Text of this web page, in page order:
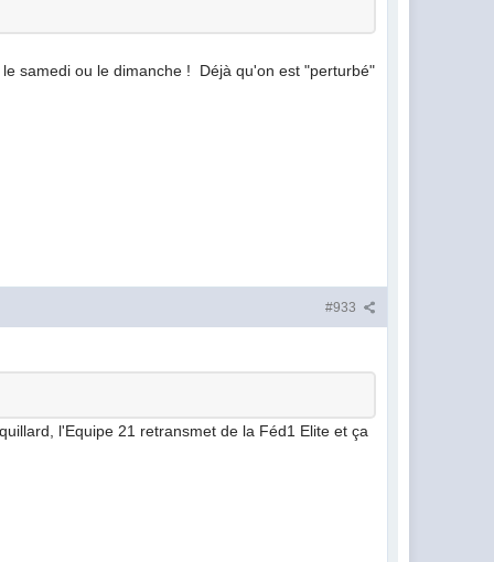
samedi ou le dimanche ! Déjà qu'on est "perturbé"
#933
l'Equipe 21 retransmet de la Féd1 Elite et ça